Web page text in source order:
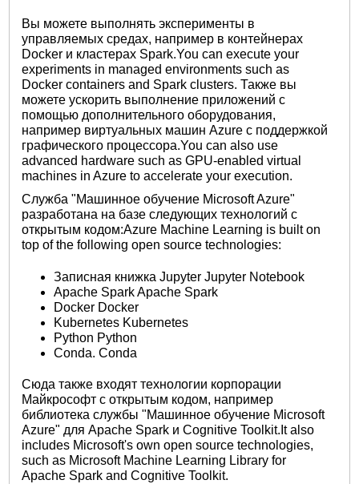
Вы можете выполнять эксперименты в
управляемых средах, например в контейнерах
Docker и кластерах Spark.You can execute your
experiments in managed environments such as
Docker containers and Spark clusters. Также вы
можете ускорить выполнение приложений с
помощью дополнительного оборудования,
например виртуальных машин Azure с поддержкой
графического процессора.You can also use
advanced hardware such as GPU-enabled virtual
machines in Azure to accelerate your execution.
Служба "Машинное обучение Microsoft Azure"
разработана на базе следующих технологий с
открытым кодом:Azure Machine Learning is built on
top of the following open source technologies:
Записная книжка Jupyter Jupyter Notebook
Apache Spark Apache Spark
Docker Docker
Kubernetes Kubernetes
Python Python
Conda. Conda
Сюда также входят технологии корпорации
Майкрософт с открытым кодом, например
библиотека службы "Машинное обучение Microsoft
Azure" для Apache Spark и Cognitive Toolkit.It also
includes Microsoft's own open source technologies,
such as Microsoft Machine Learning Library for
Apache Spark and Cognitive Toolkit.